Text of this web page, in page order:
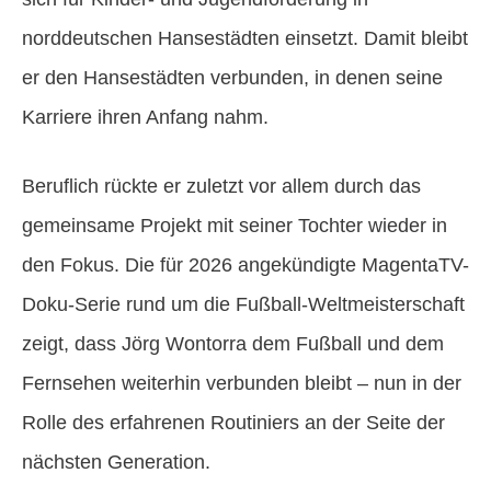
norddeutschen Hansestädten einsetzt. Damit bleibt
er den Hansestädten verbunden, in denen seine
Karriere ihren Anfang nahm.
Beruflich rückte er zuletzt vor allem durch das
gemeinsame Projekt mit seiner Tochter wieder in
den Fokus. Die für 2026 angekündigte MagentaTV-
Doku-Serie rund um die Fußball-Weltmeisterschaft
zeigt, dass Jörg Wontorra dem Fußball und dem
Fernsehen weiterhin verbunden bleibt – nun in der
Rolle des erfahrenen Routiniers an der Seite der
nächsten Generation.